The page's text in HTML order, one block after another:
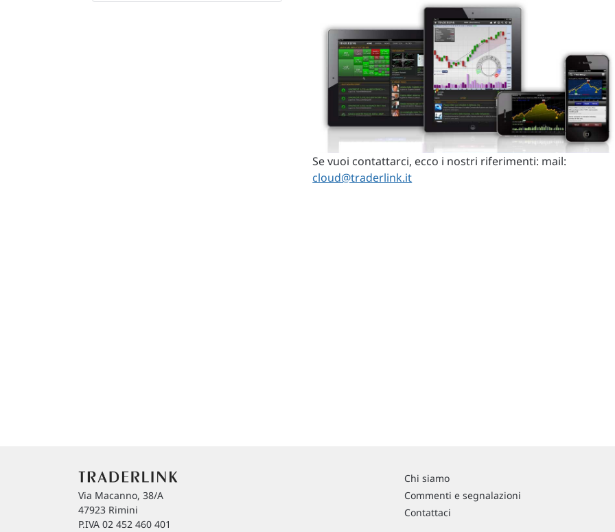
Se vuoi contattarci, ecco i nostri riferimenti: mail:
cloud@traderlink.it
Via Macanno, 38/A
47923 Rimini
P.IVA 02 452 460 401
Chi siamo
Commenti e segnalazioni
Contattaci